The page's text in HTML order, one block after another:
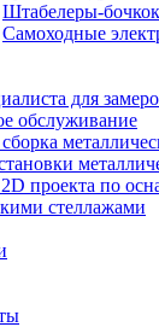
Штабелеры-
Самоходные
для
обслуживание
2D проекта по
стеллажами